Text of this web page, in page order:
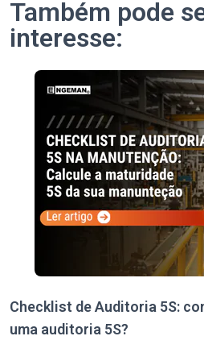
Também pode
interesse:
Checklist de Auditoria 5S:
uma auditoria 5S?